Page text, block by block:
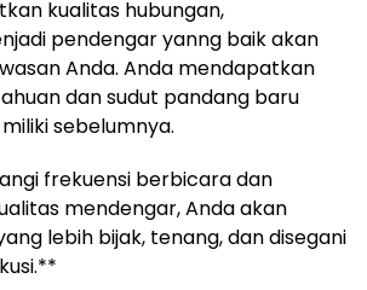
kualitas hubungan,
pendengar yanng baik akan
Anda. Anda mendapatkan
dan sudut pandang baru
sebelumnya.
frekuensi berbicara dan
mendengar, Anda akan
lebih bijak, tenang, dan disegani